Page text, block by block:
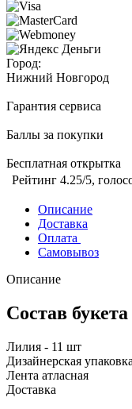
Город:
Нижний Новгород
Гарантия сервиса
Баллы за покупки
Бесплатная открытка
Рейтинг 4.25/5,
Описание
Доставка
Оплата
Самовывоз
Описание
Состав букета
Лилия - 11 шт
Дизайнерская упаковка
Лента атласная
Доставка